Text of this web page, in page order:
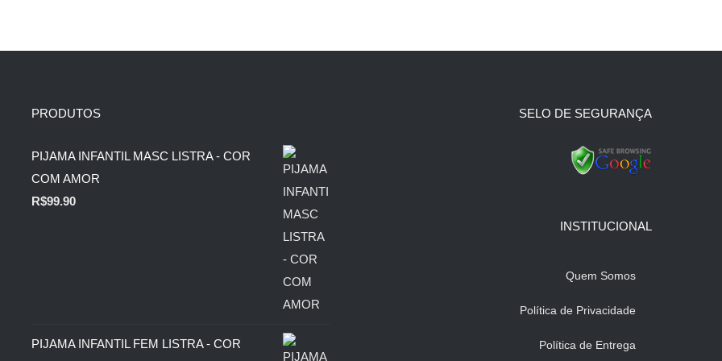
PRODUTOS
PIJAMA INFANTIL MASC LISTRA - COR
COM AMOR
R$99.90
PIJAMA INFANTIL FEM LISTRA - COR
SELO DE SEGURANÇA
INSTITUCIONAL
Quem Somos
Política de Privacidade
Política de Entrega